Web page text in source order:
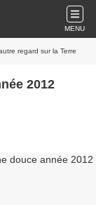
MENU
regard sur la Terre
2012